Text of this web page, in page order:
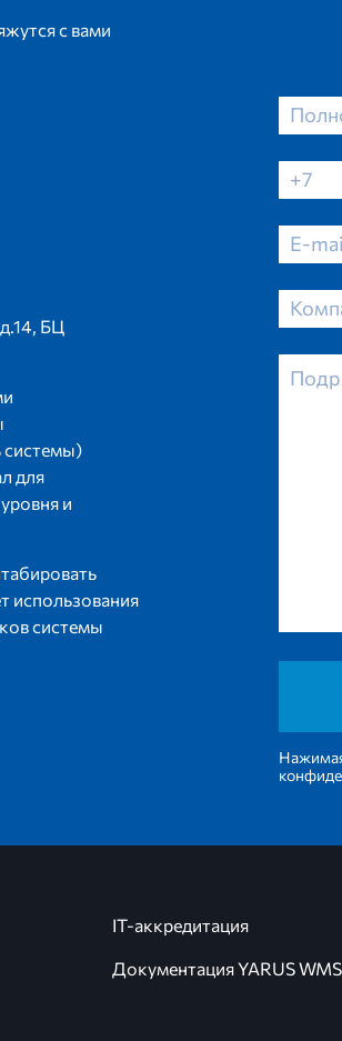
с вами
БЦ
системы)
для
и
использования
системы
IT-аккредитация
Документация YARUS WMS